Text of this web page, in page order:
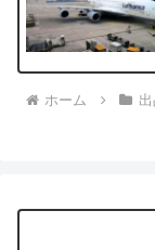
ホーム